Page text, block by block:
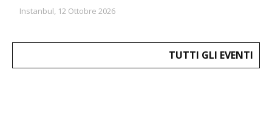
Instanbul, 12 Ottobre 2026
TUTTI GLI EVENTI